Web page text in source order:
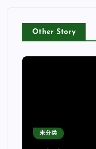
Other Story
未分类